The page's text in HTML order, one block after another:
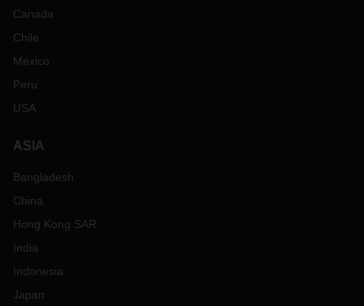
Canada
Chile
Mexico
Peru
USA
ASIA
Bangladesh
China
Hong Kong SAR
India
Indonesia
Japan